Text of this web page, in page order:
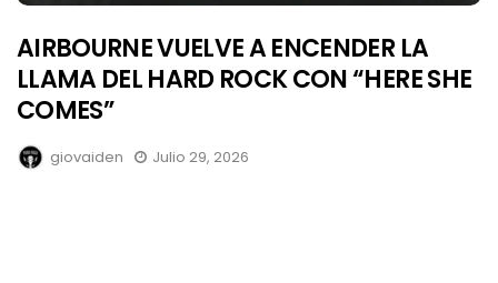
AIRBOURNE VUELVE A ENCENDER LA
LLAMA DEL HARD ROCK CON “HERE SHE
COMES”
giovaiden Julio 29, 2026